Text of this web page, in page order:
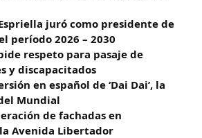
juró como presidente de
período 2026 – 2030
respeto para pasaje de
y discapacitados
en español de ‘Dai Dai’, la
Mundial
de fachadas en
Avenida Libertador